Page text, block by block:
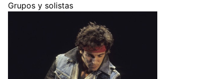
Grupos y solistas